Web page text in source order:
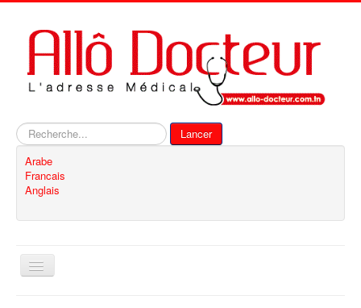
Rechercher
Lancer
Arabe
Francais
Anglais
Basculer